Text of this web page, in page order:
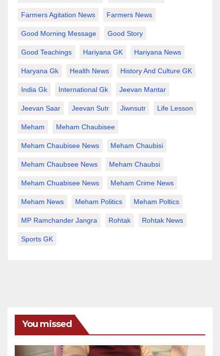
Farmers Agitation News Farmers News
Good Morning Message Good Story
Good Teachings Hariyana GK Hariyana News
Haryana Gk Health News History And Culture GK
India Gk International Gk Jeevan Mantar
Jeevan Saar Jeevan Sutr Jiwnsutr Life Lesson
Meham Meham Chaubisee
Meham Chaubisee News Meham Chaubisi
Meham Chaubsee News Meham Chaubsi
Meham Chuabisee News Meham Crime News
Meham News Meham Politics Meham Poltics
MP Ramchander Jangra Rohtak Rohtak News
Sports GK
You missed